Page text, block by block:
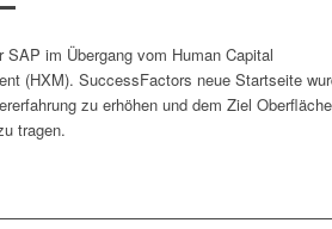
im Übergang vom Human Capital
(HXM). SuccessFactors neue Startseite
zu erhöhen und dem Ziel
tragen.